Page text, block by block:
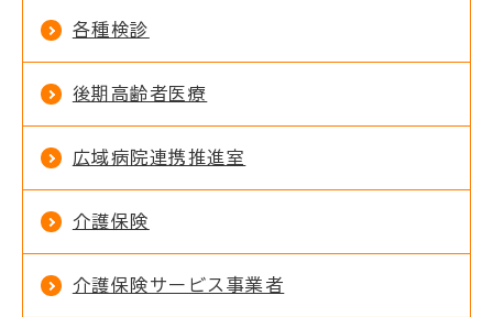
各種検診
後期高齢者医療
広域病院連携推進室
介護保険
介護保険サービス事業者